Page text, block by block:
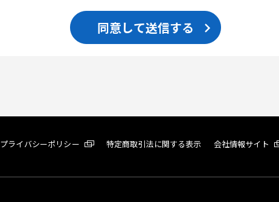
同意して送信する
プライバシーポリシー 特定商取引法に関する表示 会社情報サイト